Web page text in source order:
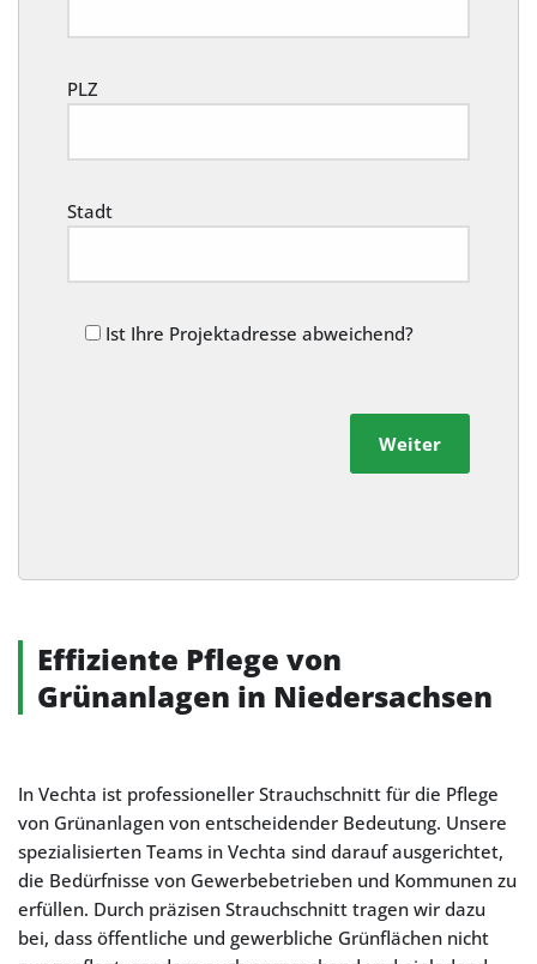
PLZ
Stadt
Ist Ihre Projektadresse abweichend?
Weiter
Alternative:
Effiziente Pflege von
Grünanlagen in Niedersachsen
In Vechta ist professioneller Strauchschnitt für die Pflege
von Grünanlagen von entscheidender Bedeutung. Unsere
spezialisierten Teams in Vechta sind darauf ausgerichtet,
die Bedürfnisse von Gewerbebetrieben und Kommunen zu
erfüllen. Durch präzisen Strauchschnitt tragen wir dazu
bei, dass öffentliche und gewerbliche Grünflächen nicht